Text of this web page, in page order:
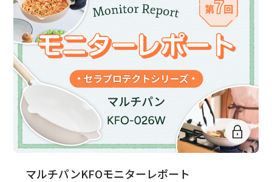
マルチパンKFOモニターレポート